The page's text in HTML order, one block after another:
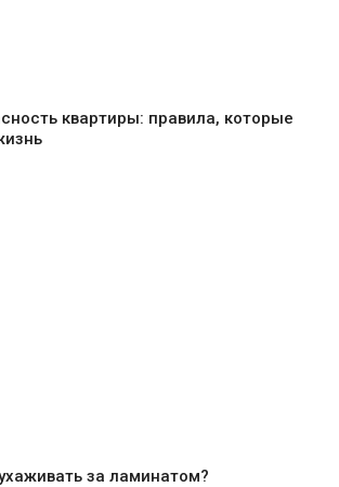
квартиры: правила, которые
за ламинатом?